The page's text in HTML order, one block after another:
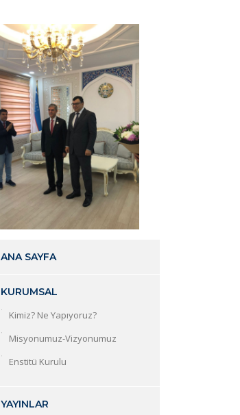
ANA SAYFA
KURUMSAL
Kimiz? Ne Yapıyoruz?
Misyonumuz-Vizyonumuz
Enstitü Kurulu
YAYINLAR